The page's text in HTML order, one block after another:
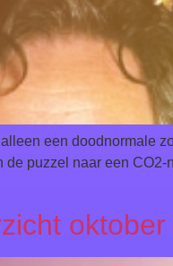
een doodnormale
de puzzel naar een
oktober